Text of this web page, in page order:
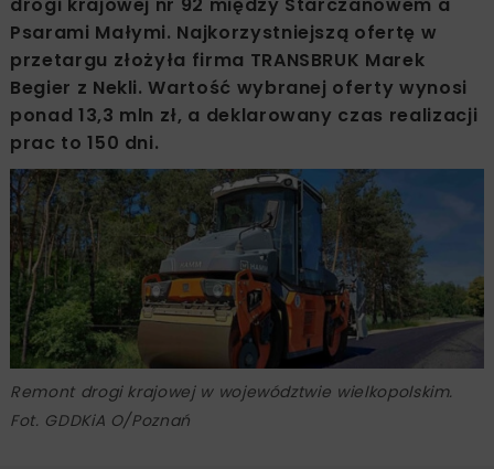
Psarami Małymi. Najkorzystniejszą ofertę w
przetargu złożyła firma TRANSBRUK Marek
Begier z Nekli. Wartość wybranej oferty wynosi
ponad 13,3 mln zł, a deklarowany czas realizacji
prac to 150 dni.
Remont drogi krajowej w województwie wielkopolskim.
Fot. GDDKiA O/Poznań